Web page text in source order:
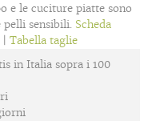
e le cuciture piatte sono
pelli sensibili. Scheda
|Tabella taglie
in Italia sopra i 100